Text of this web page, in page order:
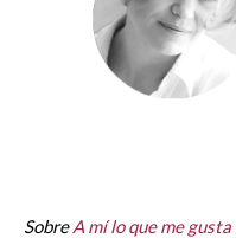
SobreA mí lo que me gusta